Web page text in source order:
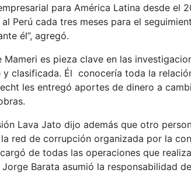
para América Latina desde el
Perú cada tres meses para el
él”, agregó.
Mameri es pieza clave en las
clasificada. Él conocería toda la
les entregó aportes de dinero a
Lava Jato dijo además que otro
red de corrupción organizada por la
de todas las operaciones que
Barata asumió la responsabilidad